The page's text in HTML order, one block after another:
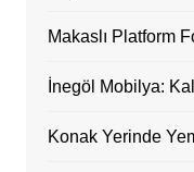
Makaslı Platform
İnegöl Mobilya:
Konak Yerinde